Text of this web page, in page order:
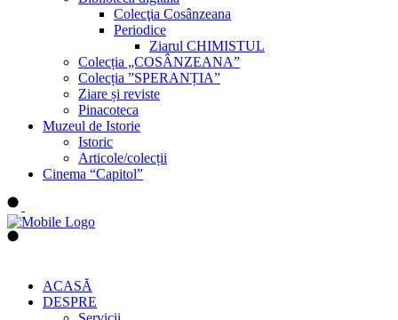
Colecţia Cosânzeana
Periodice
Ziarul CHIMISTUL
Colecția „COSÂNZEANA”
Colecția ”SPERANȚIA”
Ziare și reviste
Pinacoteca
Muzeul de Istorie
Istoric
Articole/colecții
Cinema “Capitol”
ACASĂ
DESPRE